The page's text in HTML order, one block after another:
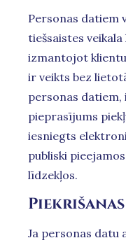
Personas datiem
tiešsaistes
izmantojot
ir veikts bez
personas datiem,
pieprasījums
iesniegts
publiski
līdzekļos.
Ja personas datu